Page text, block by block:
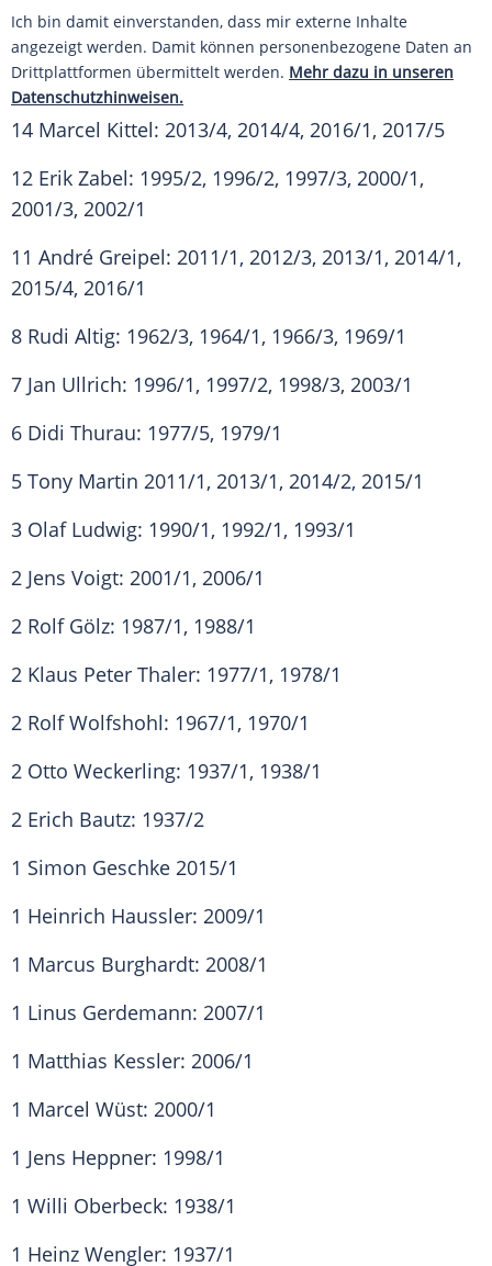
Ich bin damit einverstanden, dass mir externe Inhalte
angezeigt werden. Damit können personenbezogene Daten an
Drittplattformen übermittelt werden. Mehr dazu in unseren
Datenschutzhinweisen.
14 Marcel Kittel: 2013/4, 2014/4, 2016/1, 2017/5
12 Erik Zabel: 1995/2, 1996/2, 1997/3, 2000/1,
2001/3, 2002/1
11 André Greipel: 2011/1, 2012/3, 2013/1, 2014/1,
2015/4, 2016/1
8 Rudi Altig: 1962/3, 1964/1, 1966/3, 1969/1
7 Jan Ullrich: 1996/1, 1997/2, 1998/3, 2003/1
6 Didi Thurau: 1977/5, 1979/1
5 Tony Martin 2011/1, 2013/1, 2014/2, 2015/1
3 Olaf Ludwig: 1990/1, 1992/1, 1993/1
2 Jens Voigt: 2001/1, 2006/1
2 Rolf Gölz: 1987/1, 1988/1
2 Klaus Peter Thaler: 1977/1, 1978/1
2 Rolf Wolfshohl: 1967/1, 1970/1
2 Otto Weckerling: 1937/1, 1938/1
2 Erich Bautz: 1937/2
1 Simon Geschke 2015/1
1 Heinrich Haussler: 2009/1
1 Marcus Burghardt: 2008/1
1 Linus Gerdemann: 2007/1
1 Matthias Kessler: 2006/1
1 Marcel Wüst: 2000/1
1 Jens Heppner: 1998/1
1 Willi Oberbeck: 1938/1
1 Heinz Wengler: 1937/1